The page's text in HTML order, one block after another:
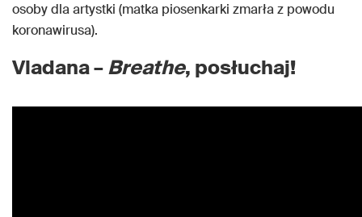
osoby dla artystki (matka piosenkarki zmarła z powodu
koronawirusa).
Vladana –Breathe, posłuchaj!